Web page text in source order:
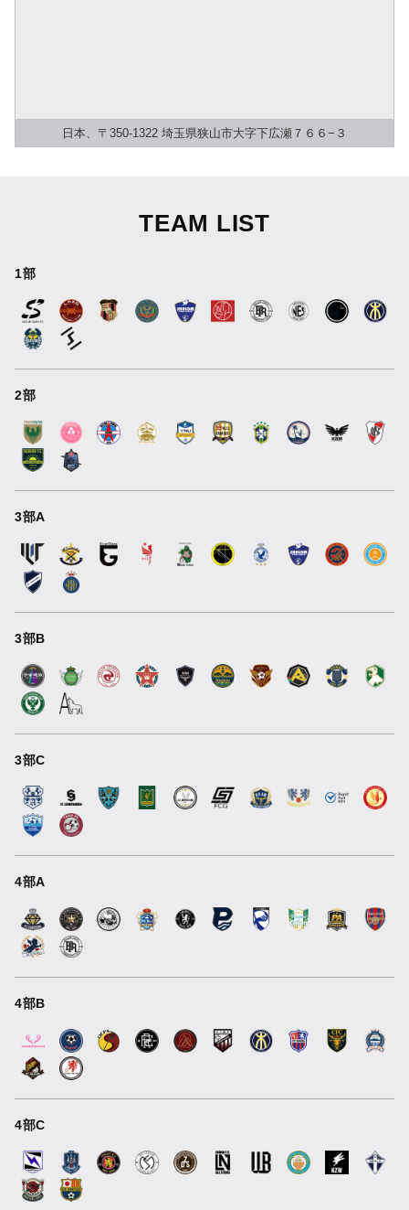
日本、〒350-1322 埼玉県狭山市大字下広瀬７６６−３
TEAM LIST
1部
2部
3部A
3部B
3部C
4部A
4部B
4部C